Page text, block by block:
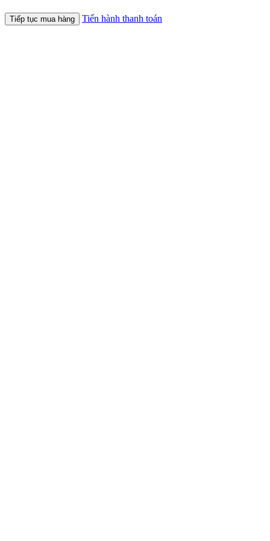
Tiếp tục mua hàng Tiến hành thanh toán